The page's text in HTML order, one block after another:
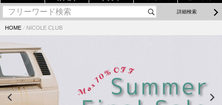
詳細検索
HOME ⁄ NICOLE CLUB